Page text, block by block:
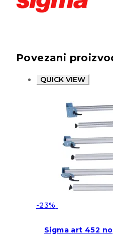
Povezani
QUICK VIEW
-23%
Sigma art 452